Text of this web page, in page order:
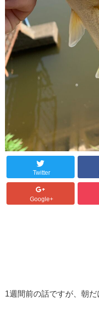
Twitter
Google+
1週間前の話ですが、朝